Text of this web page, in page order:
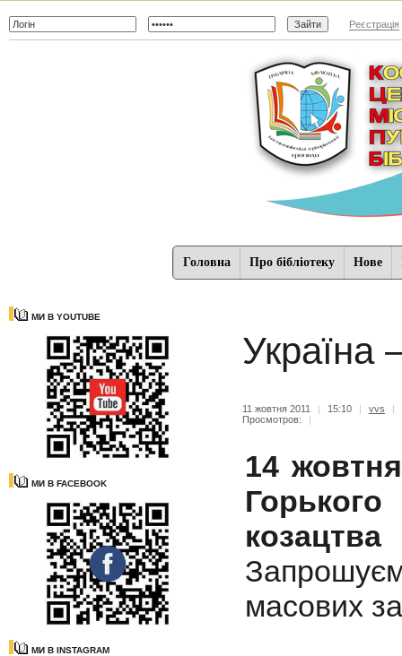
Реєстрація
Головна Про бібліотеку Нове
МИ В YOUTUBE
МИ В FACEBOOK
МИ В INSTAGRAM
Україна
11 жовтня 2011 | 15:10 | vvs
|
Просмотров:
|
14
масових